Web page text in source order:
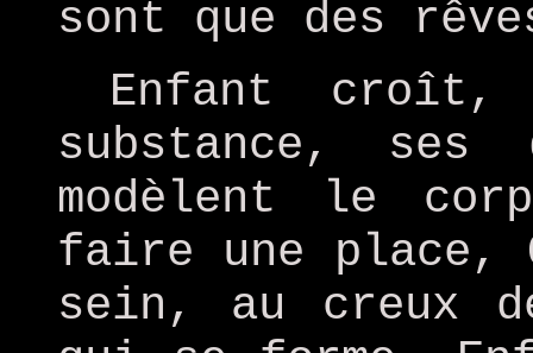
sont que des
Enfant croît,
substance,
modèlent le
faire une place,
sein, au creux